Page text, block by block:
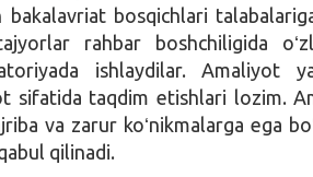
bosqichlari
rahbar boshchiligida
ishlaydilar. Аmaliyot
sifatida taqdim etishlari lozim.
va zarur koʻnikmalarga ega
qilinadi.